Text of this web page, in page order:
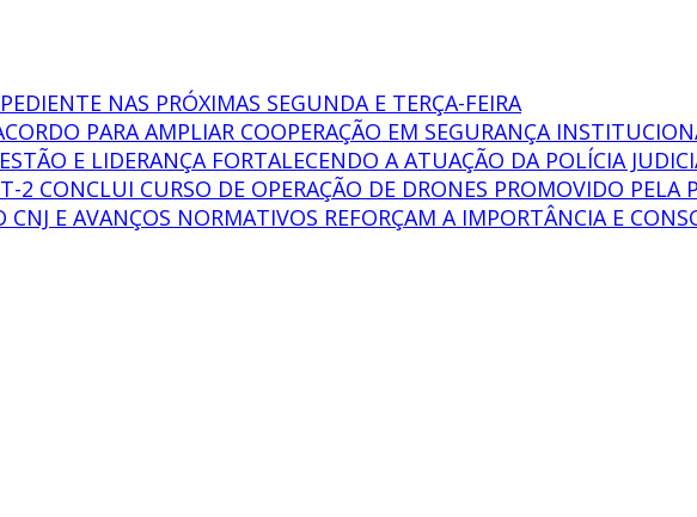
NAS PRÓXIMAS SEGUNDA E TERÇA-FEIRA
PARA AMPLIAR COOPERAÇÃO EM SEGURANÇA
E LIDERANÇA FORTALECENDO A ATUAÇÃO DA POLÍCIA
2 CONCLUI CURSO DE OPERAÇÃO DE DRONES PROMOVIDO PELA
E AVANÇOS NORMATIVOS REFORÇAM A IMPORTÂNCIA E